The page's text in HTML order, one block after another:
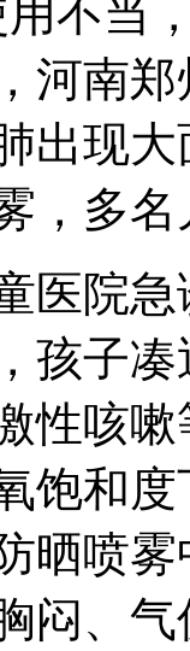
不当
河南
出现
，多
院急
孩子
性咳
饱和
晒喷
闷、气